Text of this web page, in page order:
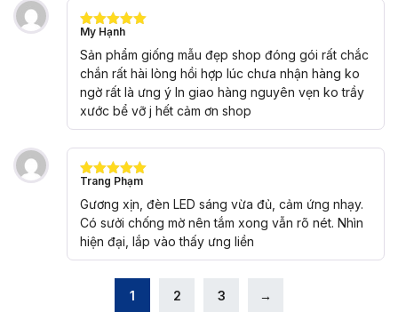
Được xếp
hạng
5 5
sao
My Hạnh
Sản phẩm giống mẫu đẹp shop đóng gói rất chắc
chắn rất hài lòng hồi hợp lúc chưa nhận hàng ko
ngờ rất là ưng ý ln giao hàng nguyên vẹn ko trầy
xước bể vỡ j hết cảm ơn shop
Được xếp
hạng
sao
Trang Phạm
Gương xịn, đèn LED sáng vừa đủ, cảm ứng nhạy.
Có sưởi chống mờ nên tắm xong vẫn rõ nét. Nhìn
hiện đại, lắp vào thấy ưng liền
1 2 3 →